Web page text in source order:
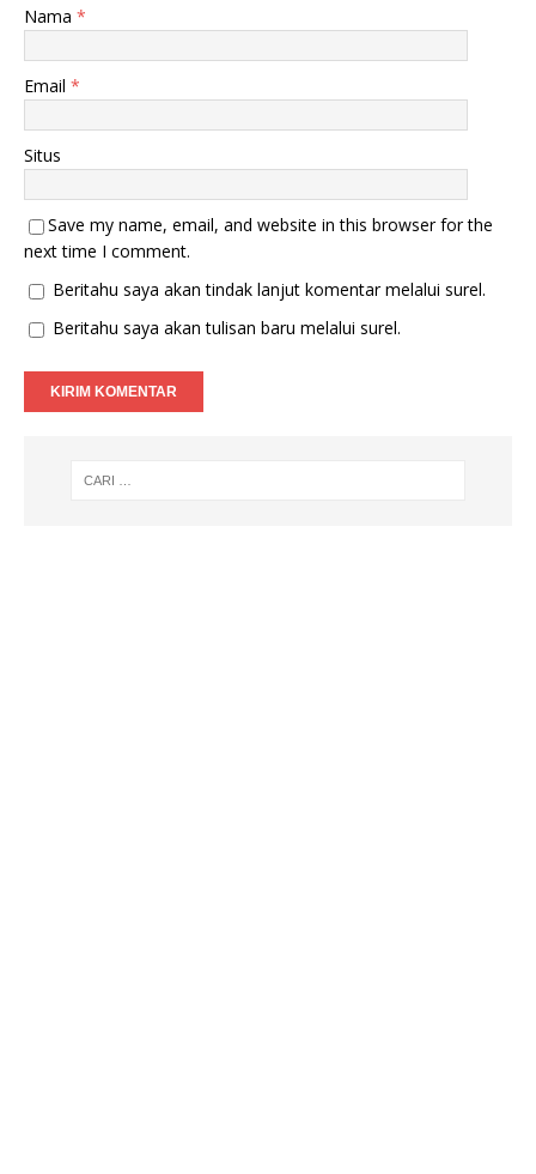
Nama *
Email *
Situs
Save my name, email, and website in this browser for the
next time I comment.
Beritahu saya akan tindak lanjut komentar melalui surel.
Beritahu saya akan tulisan baru melalui surel.